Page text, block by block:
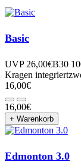
Basic
UVP 26,00€B30
Kragen
16,00€
16,00€
+ Warenkorb
Edmonton 3.0